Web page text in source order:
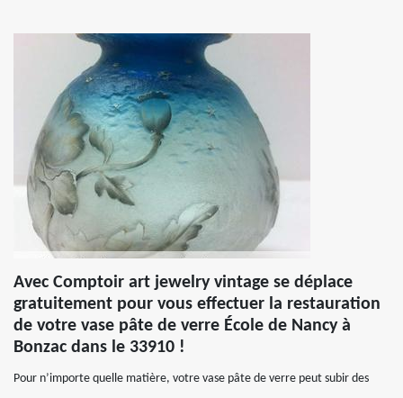
Avec Comptoir art jewelry vintage se déplace
gratuitement pour vous effectuer la restauration
de votre vase pâte de verre École de Nancy à
Bonzac dans le 33910 !
Pour n’importe quelle matière, votre vase pâte de verre peut subir des